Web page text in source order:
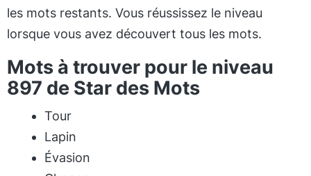
les mots restants. Vous réussissez le niveau
lorsque vous avez découvert tous les mots.
Mots à trouver pour le niveau
897 de Star des Mots
Tour
Lapin
Évasion